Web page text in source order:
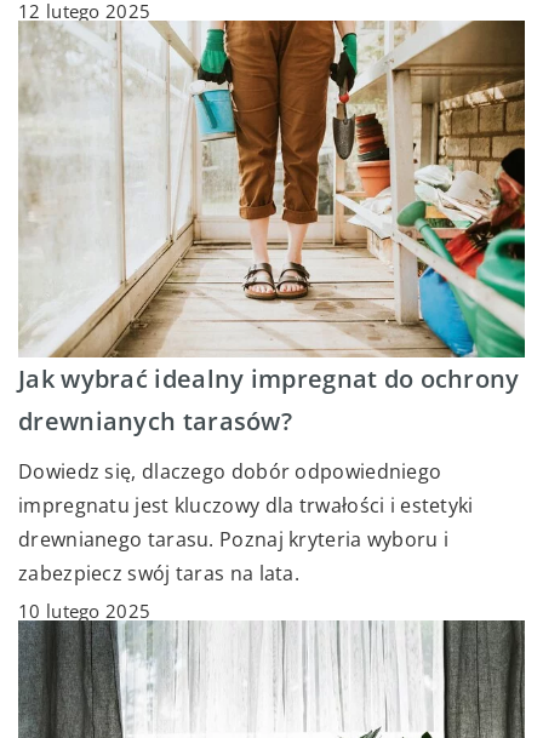
12 lutego 2025
Jak wybrać idealny impregnat do ochrony
drewnianych tarasów?
Dowiedz się, dlaczego dobór odpowiedniego
impregnatu jest kluczowy dla trwałości i estetyki
drewnianego tarasu. Poznaj kryteria wyboru i
zabezpiecz swój taras na lata.
10 lutego 2025